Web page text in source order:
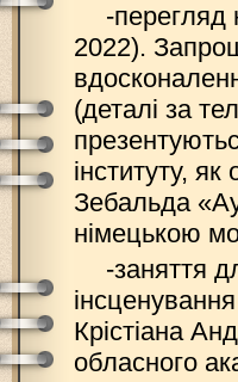
-перегляд
2022).
(деталі за
інституту,
Зебальда
німецькою
-заняття
Крістіана
обласного